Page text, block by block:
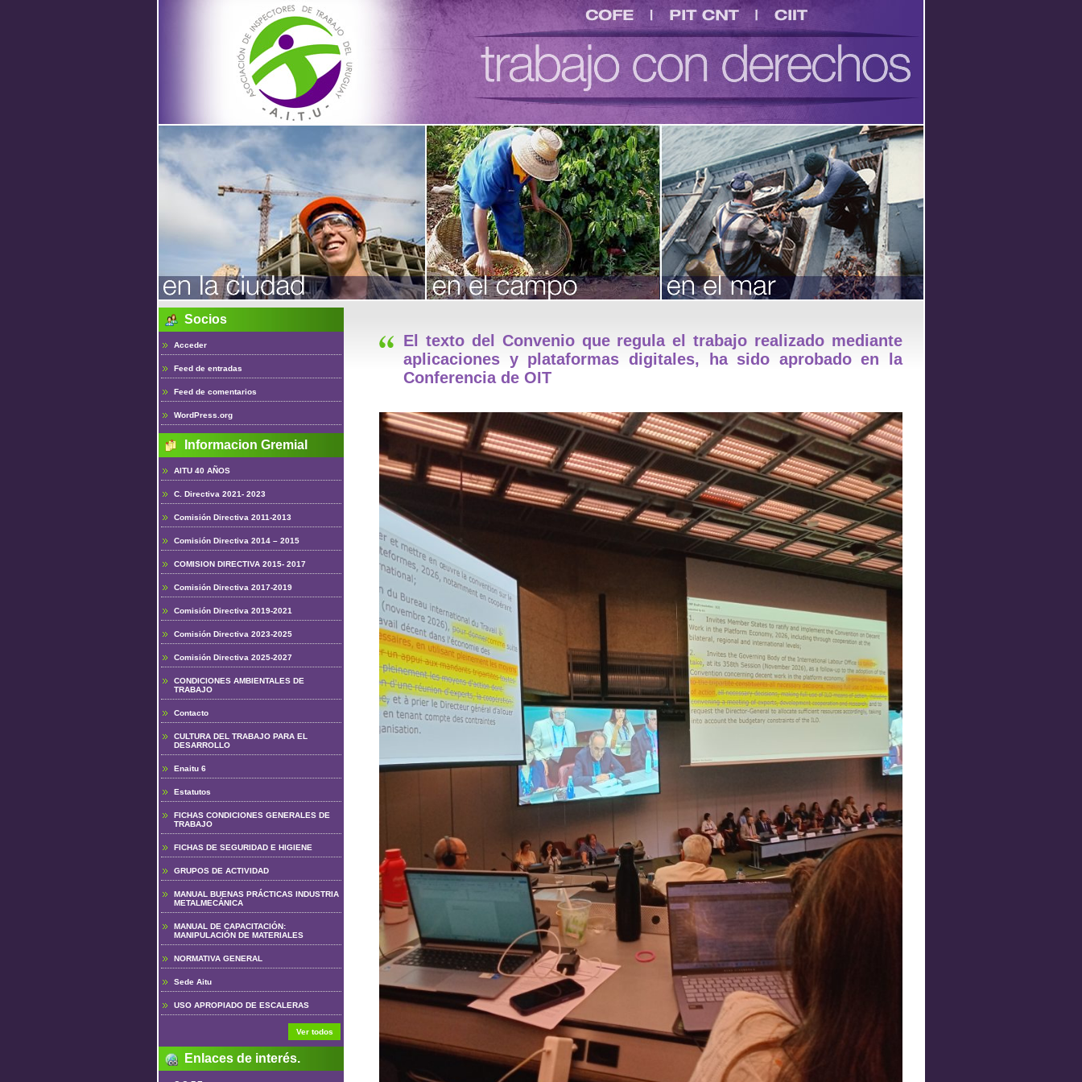
Asociación
de
Inspectores
de Trabajo
del Uruguay
COFE PIT CNT CIIT
El texto del Convenio que regula el trabajo realizado mediante
aplicaciones y plataformas digitales, ha sido aprobado en la
Conferencia de OIT
Socios
Acceder
Feed de entradas
Feed de comentarios
WordPress.org
Informacion Gremial
AITU 40 AÑOS
C. Directiva 2021- 2023
Comisión Directiva 2011-2013
Comisión Directiva 2014 – 2015
COMISION DIRECTIVA 2015- 2017
Comisión Directiva 2017-2019
Comisión Directiva 2019-2021
Comisión Directiva 2023-2025
Comisión Directiva 2025-2027
CONDICIONES AMBIENTALES DE
TRABAJO
Contacto
CULTURA DEL TRABAJO PARA EL
DESARROLLO
Enaitu 6
Estatutos
FICHAS CONDICIONES GENERALES DE
TRABAJO
FICHAS DE SEGURIDAD E HIGIENE
GRUPOS DE ACTIVIDAD
MANUAL BUENAS PRÁCTICAS INDUSTRIA
METALMECÁNICA
MANUAL DE CAPACITACIÓN:
MANIPULACIÓN DE MATERIALES
NORMATIVA GENERAL
Sede Aitu
USO APROPIADO DE ESCALERAS
Ver todos
Enlaces de interés.